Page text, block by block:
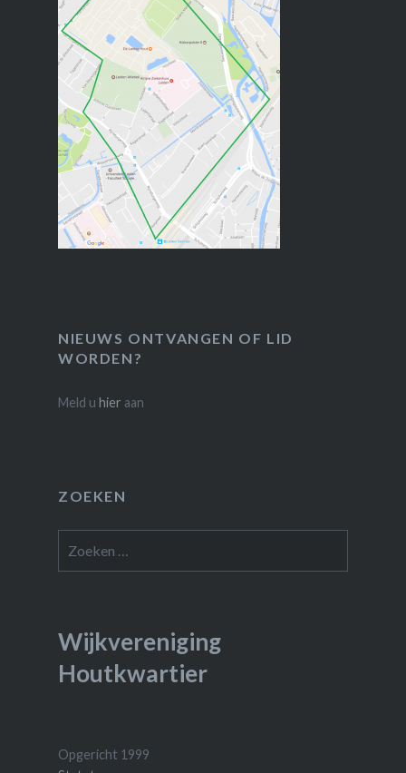
NIEUWS ONTVANGEN OF LID
WORDEN?
Meld u hier aan
ZOEKEN
naar:
Wijkvereniging
Houtkwartier
Opgericht 1999